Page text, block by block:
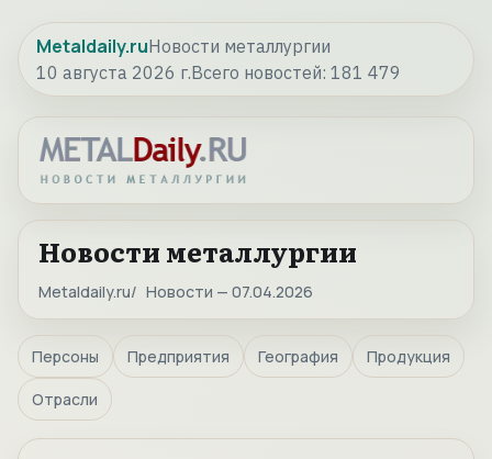
Metaldaily.ruНовости металлургии
10 августа 2026 г.Всего новостей: 181 479
Новости металлургии
Metaldaily.ru Новости — 07.04.2026
Персоны Предприятия География Продукция
Отрасли